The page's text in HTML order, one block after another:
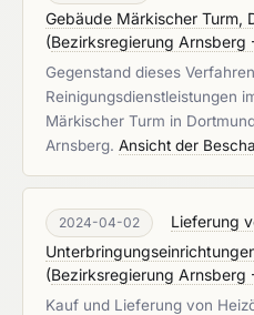
Gebäude Märkischer Turm,
(Bezirksregierung Arnsberg
Gegenstand dieses
Reinigungsdienstleistungen
Märkischer Turm in
Arnsberg. Ansicht der
2024-04-02
Lieferung
(Bezirksregierung Arnsberg
Kauf und Lieferung von